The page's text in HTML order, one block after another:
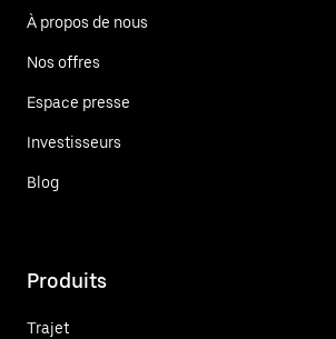
À propos de nous
Nos offres
Espace presse
Investisseurs
Blog
Produits
Trajet